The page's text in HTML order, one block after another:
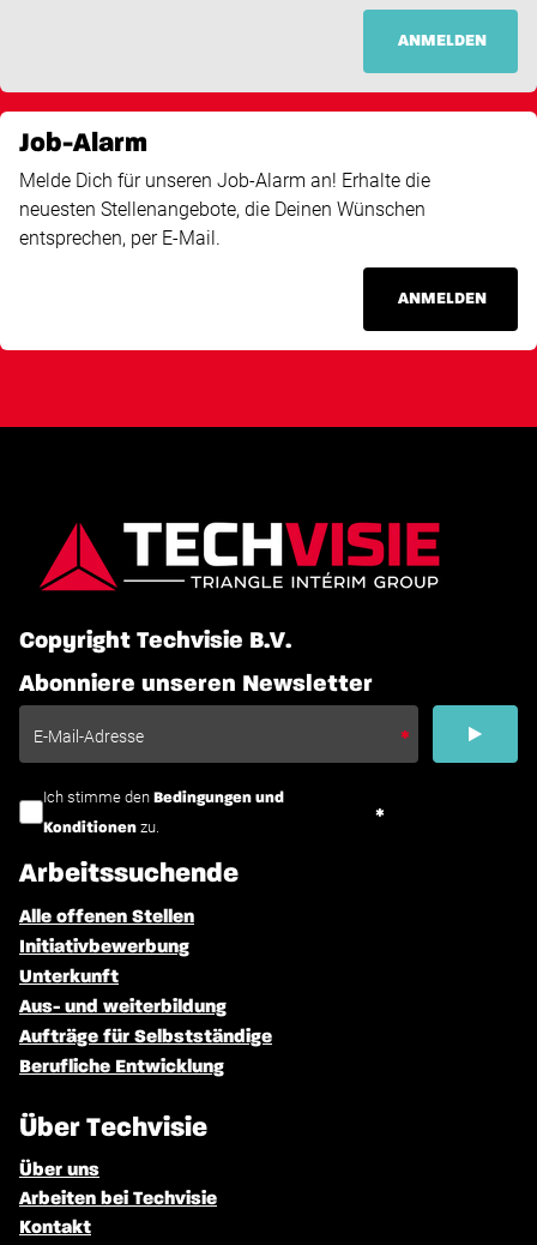
ANMELDEN
Job-Alarm
Melde Dich für unseren Job-Alarm an! Erhalte die
neuesten Stellenangebote, die Deinen Wünschen
entsprechen, per E-Mail.
ANMELDEN
Copyright Techvisie B.V.
Abonniere unseren Newsletter
Ich stimme den Bedingungen und
Konditionen zu.
Arbeitssuchende
Alle offenen Stellen
Initiativbewerbung
Unterkunft
Aus- und weiterbildung
Aufträge für Selbstständige
Berufliche Entwicklung
Über Techvisie
Über uns
Arbeiten bei Techvisie
Kontakt